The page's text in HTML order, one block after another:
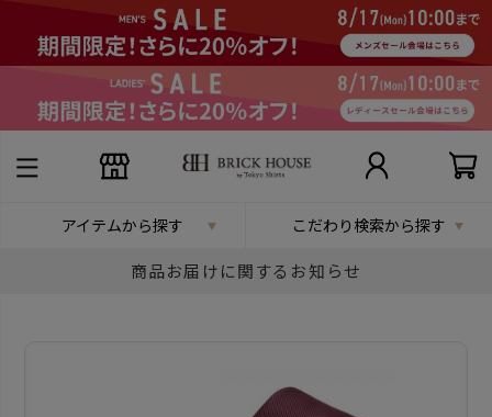
アイテムから探す こだわり検索から探す
商品お届けに関するお知らせ